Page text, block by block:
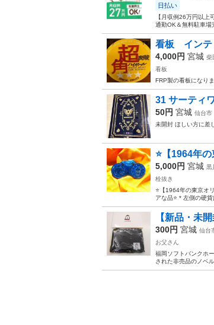
日払い
【月収例26万円以
通勤OK＆無料駐車
看板 インテ
4,000円 宮城 柴
看板
FRP製の看板になり
31 サーティ
50円 宮城 仙台市
未開封 ほしい方に差
⭐️【1964年
5,000円 宮城 黒
栓抜き
⭐️【1964年の東京オ
アな品⭐️ * 左側の硬
【新品・未
300円 宮城 仙台
お父さん
福岡ソフトバンクホ
された非売品のノベ